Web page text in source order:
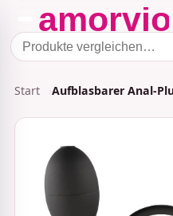
Start Aufblasbarer Anal-